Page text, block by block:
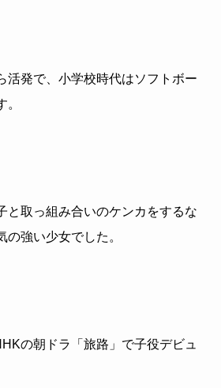
活発で、小学校時代はソフトボー
と取っ組み合いのケンカをするな
の強い少女でした。
の朝ドラ「旅路」で子役デビュ